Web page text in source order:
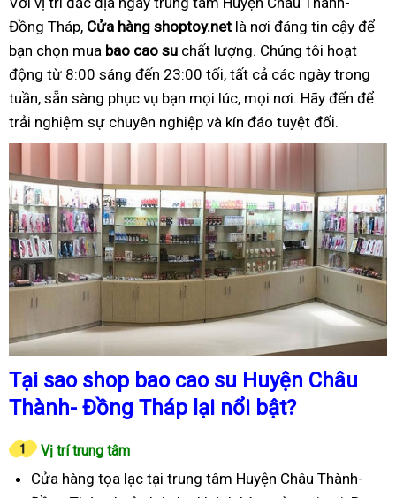
Đồng Tháp, Cửa hàng shoptoy.net là nơi đáng tin cậy để
bạn chọn mua bao cao su chất lượng. Chúng tôi hoạt
động từ 8:00 sáng đến 23:00 tối, tất cả các ngày trong
tuần, sẵn sàng phục vụ bạn mọi lúc, mọi nơi. Hãy đến để
trải nghiệm sự chuyên nghiệp và kín đáo tuyệt đối.
Tại sao shop bao cao su Huyện Châu
Thành- Đồng Tháp lại nổi bật?
Vị trí trung tâm
Cửa hàng tọa lạc tại trung tâm Huyện Châu Thành-